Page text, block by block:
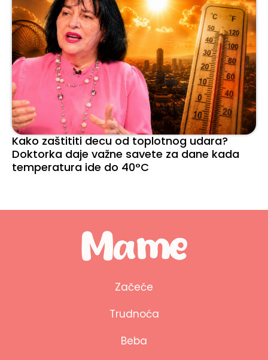
Kako zaštititi decu od toplotnog udara?
Doktorka daje važne savete za dane kada
temperatura ide do 40°C
Začeće
Trudnoća
Beba